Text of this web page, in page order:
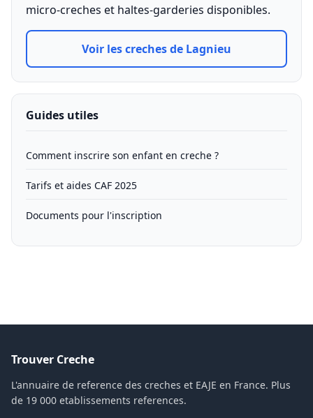
micro-creches et haltes-garderies disponibles.
Voir les creches de Lagnieu
Guides utiles
Comment inscrire son enfant en creche ?
Tarifs et aides CAF 2025
Documents pour l'inscription
Trouver Creche
L'annuaire de reference des creches et EAJE en France. Plus
de 19 000 etablissements references.